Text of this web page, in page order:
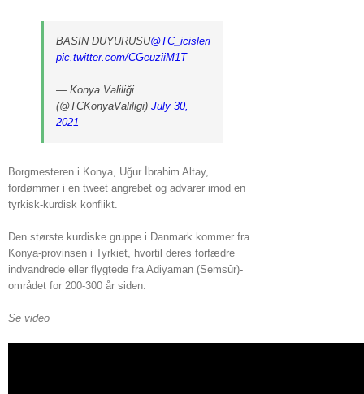
BASIN DUYURUSU@TC_icisleri
pic.twitter.com/CGeuziiM1T
— Konya Valiliği
(@TCKonyaValiligi) July 30,
2021
Borgmesteren i Konya, Uğur İbrahim Altay,
fordømmer i en tweet angrebet og advarer imod en
tyrkisk-kurdisk konflikt.
Den største kurdiske gruppe i Danmark kommer fra
Konya-provinsen i Tyrkiet, hvortil deres forfædre
indvandrede eller flygtede fra Adiyaman (Semsûr)-
området for 200-300 år siden.
Se video